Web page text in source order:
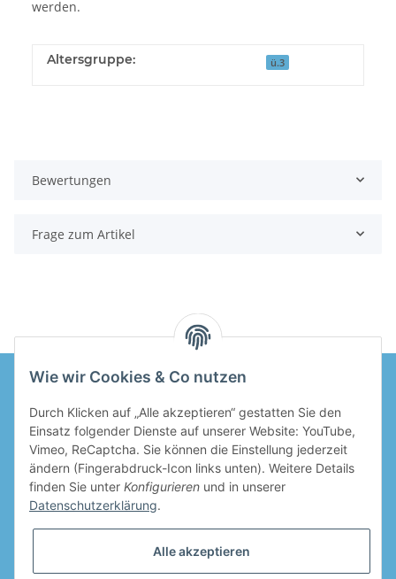
werden.
Altersgruppe: ü.3
Bewertungen
Frage zum Artikel
Informationen
Gesetzliche Informationen
Wie wir Cookies & Co nutzen
Durch Klicken auf „Alle akzeptieren“ gestatten Sie den
Einsatz folgender Dienste auf unserer Website: YouTube,
Vimeo, ReCaptcha. Sie können die Einstellung jederzeit
ändern (Fingerabdruck-Icon links unten). Weitere Details
finden Sie unter Konfigurieren und in unserer
Datenschutzerklärung.
Alle akzeptieren